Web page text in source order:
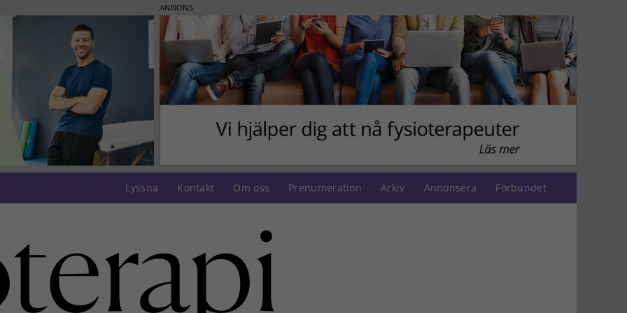
ANNONS
Lyssna Kontakt Om oss Prenumeration Arkiv Annonsera Förbundet